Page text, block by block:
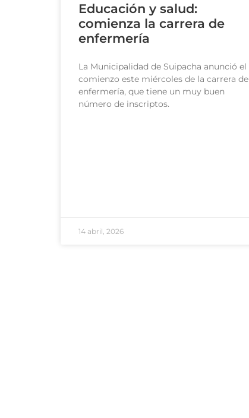
Educación y salud:
comienza la carrera de
enfermería
La Municipalidad de Suipacha anunció el
comienzo este miércoles de la carrera de
enfermería, que tiene un muy buen
número de inscriptos.
14 abril, 2026